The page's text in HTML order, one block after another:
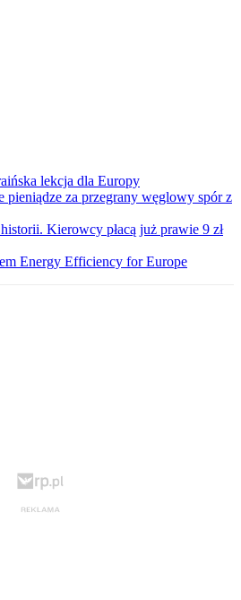
lekcja dla Europy
pieniądze za przegrany węglowy spór z
Kierowcy płacą już prawie 9 zł
Energy Efficiency for Europe